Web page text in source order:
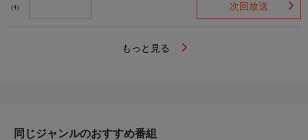
(4) 次回放送
もっと見る
同じジャンルのおすすめ番組